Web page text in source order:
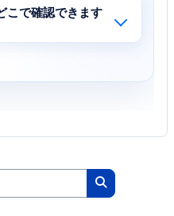
こで確認できます
コースを検